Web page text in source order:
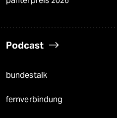
Podcast
bundestalk
fernverbindung